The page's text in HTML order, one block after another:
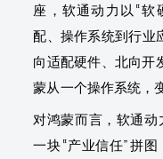
座，软通动力以“软
配、操作系统到行业
向适配硬件、北向开
蒙从一个操作系统，
对鸿蒙而言，软通
一块“产业信任”拼